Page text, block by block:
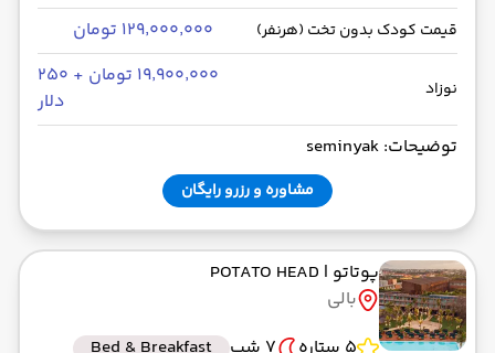
قیمت کودک بدون تخت (هرنفر) ۱۲۹٬۰۰۰٬۰۰۰ تومان
نوزاد
۱۹٬۹۰۰٬۰۰۰ تومان + ۲۵۰
دلار
توضیحات: seminyak
مشاوره و رزرو رایگان
پوتاتو | POTATO HEAD
بالی